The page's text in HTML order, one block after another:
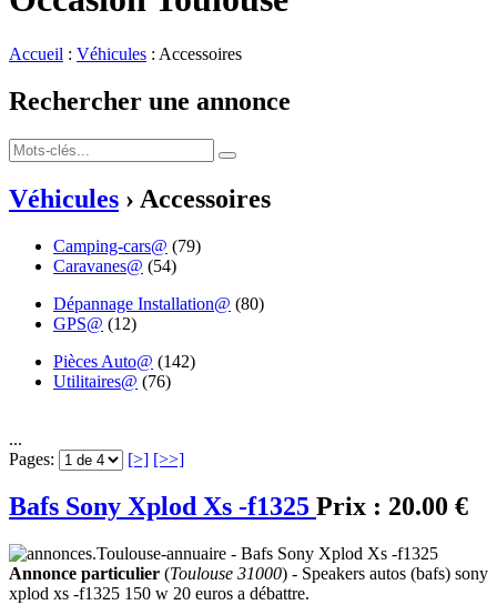
Accueil : Véhicules : Accessoires
Rechercher une annonce
Véhicules › Accessoires
Camping-cars@ (79)
Caravanes@ (54)
Dépannage Installation@ (80)
GPS@ (12)
Pièces Auto@ (142)
Utilitaires@ (76)
...
Pages:
[>] [>>]
Bafs Sony Xplod Xs -f1325 Prix : 20.00 €
Annonce particulier (Toulouse 31000) - Speakers autos (bafs) sony
xplod xs -f1325 150 w 20 euros a débattre.